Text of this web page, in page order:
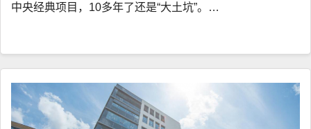
中央经典项目，10多年了还是“大土坑”。…